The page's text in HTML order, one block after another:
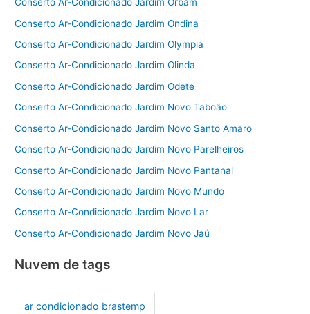
Conserto Ar-Condicionado Jardim Orbam
Conserto Ar-Condicionado Jardim Ondina
Conserto Ar-Condicionado Jardim Olympia
Conserto Ar-Condicionado Jardim Olinda
Conserto Ar-Condicionado Jardim Odete
Conserto Ar-Condicionado Jardim Novo Taboão
Conserto Ar-Condicionado Jardim Novo Santo Amaro
Conserto Ar-Condicionado Jardim Novo Parelheiros
Conserto Ar-Condicionado Jardim Novo Pantanal
Conserto Ar-Condicionado Jardim Novo Mundo
Conserto Ar-Condicionado Jardim Novo Lar
Conserto Ar-Condicionado Jardim Novo Jaú
Nuvem de tags
ar condicionado brastemp